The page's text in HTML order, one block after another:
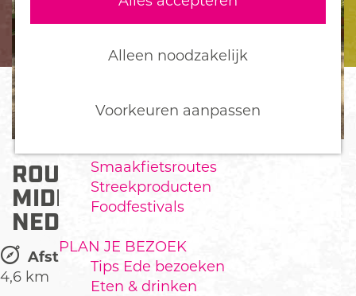
Alleen noodzakelijk
Voorkeuren aanpassen
d
e
o
m
e
p
a
g
e
Ederveen
Harskamp
Hoenderloo
Wekerom
Smaakfietsroutes
Streekproducten
Foodfestivals
PLAN JE BEZOEK
Tips Ede bezoeken
Eten & drinken
ROUTE UILENBOS -
MIDDELPUNT VAN
NEDERLAND
Afstand:
4,6 km